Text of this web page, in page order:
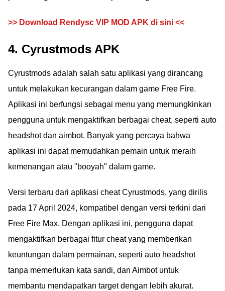
>> Download Rendysc VIP MOD APK di sini <<
4. Cyrustmods APK
Cyrustmods adalah salah satu aplikasi yang dirancang
untuk melakukan kecurangan dalam game Free Fire.
Aplikasi ini berfungsi sebagai menu yang memungkinkan
pengguna untuk mengaktifkan berbagai cheat, seperti auto
headshot dan aimbot. Banyak yang percaya bahwa
aplikasi ini dapat memudahkan pemain untuk meraih
kemenangan atau "booyah" dalam game.
Versi terbaru dari aplikasi cheat Cyrustmods, yang dirilis
pada 17 April 2024, kompatibel dengan versi terkini dari
Free Fire Max. Dengan aplikasi ini, pengguna dapat
mengaktifkan berbagai fitur cheat yang memberikan
keuntungan dalam permainan, seperti auto headshot
tanpa memerlukan kata sandi, dan Aimbot untuk
membantu mendapatkan target dengan lebih akurat.